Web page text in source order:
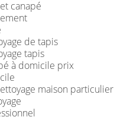
canapé
de tapis
tapis
à domicile prix
maison particulier